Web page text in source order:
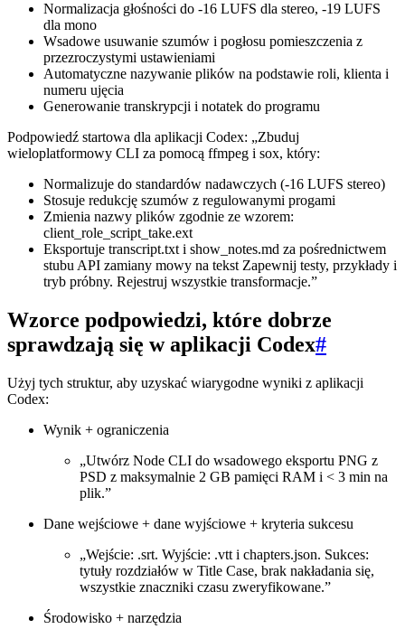
Normalizacja głośności do -16 LUFS dla stereo, -19 LUFS
dla mono
Wsadowe usuwanie szumów i pogłosu pomieszczenia z
przezroczystymi ustawieniami
Automatyczne nazywanie plików na podstawie roli, klienta i
numeru ujęcia
Generowanie transkrypcji i notatek do programu
Podpowiedź startowa dla aplikacji Codex: „Zbuduj
wieloplatformowy CLI za pomocą ffmpeg i sox, który:
Normalizuje do standardów nadawczych (-16 LUFS stereo)
Stosuje redukcję szumów z regulowanymi progami
Zmienia nazwy plików zgodnie ze wzorem:
client_role_script_take.ext
Eksportuje transcript.txt i show_notes.md za pośrednictwem
stubu API zamiany mowy na tekst Zapewnij testy, przykłady i
tryb próbny. Rejestruj wszystkie transformacje.”
Wzorce podpowiedzi, które dobrze
sprawdzają się w aplikacji Codex#
Użyj tych struktur, aby uzyskać wiarygodne wyniki z aplikacji
Codex:
Wynik + ograniczenia
„Utwórz Node CLI do wsadowego eksportu PNG z
PSD z maksymalnie 2 GB pamięci RAM i < 3 min na
plik.”
Dane wejściowe + dane wyjściowe + kryteria sukcesu
„Wejście: .srt. Wyjście: .vtt i chapters.json. Sukces:
tytuły rozdziałów w Title Case, brak nakładania się,
wszystkie znaczniki czasu zweryfikowane.”
Środowisko + narzędzia